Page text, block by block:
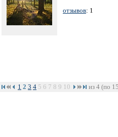
отзывов: 1
1 2 3 4 5 6 7 8 9 10 из 4 (по